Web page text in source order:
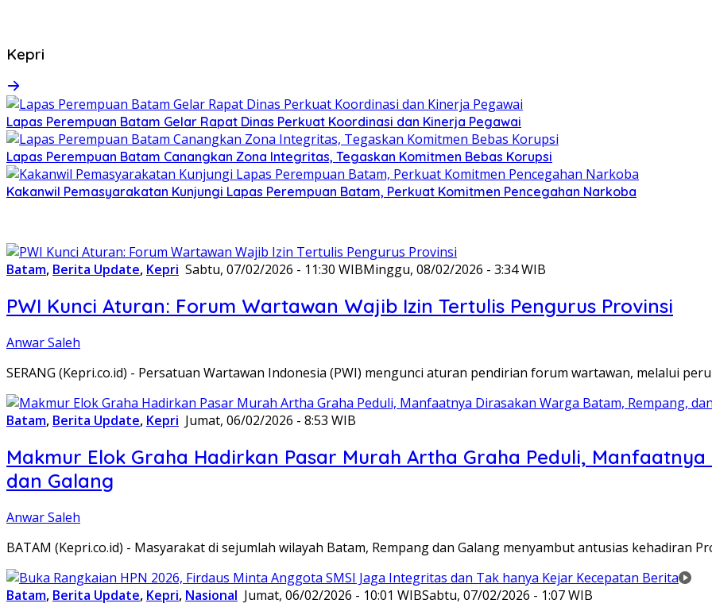
Kepri
Lapas Perempuan Batam Gelar Rapat Dinas Perkuat Koordinasi dan Kinerja Pegawai
Lapas Perempuan Batam Canangkan Zona Integritas, Tegaskan Komitmen Bebas Korupsi
Kakanwil Pemasyarakatan Kunjungi Lapas Perempuan Batam, Perkuat Komitmen Pencegahan Narkoba
Batam, Berita Update, Kepri Sabtu, 07/02/2026 - 11:30 WIBMinggu, 08/02/2026 - 3:34 WIB
PWI Kunci Aturan: Forum Wartawan Wajib Izin Tertulis Pengurus Provinsi
Anwar Saleh
SERANG (Kepri.co.id) - Persatuan Wartawan Indonesia (PWI) mengunci aturan pendirian forum wartawan, melalui
Batam, Berita Update, Kepri Jumat, 06/02/2026 - 8:53 WIB
Makmur Elok Graha Hadirkan Pasar Murah Artha Graha Peduli,
dan Galang
Anwar Saleh
BATAM (Kepri.co.id) - Masyarakat di sejumlah wilayah Batam, Rempang dan Galang menyambut antusias kehadiran
Batam, Berita Update, Kepri, Nasional Jumat, 06/02/2026 - 10:01 WIBSabtu, 07/02/2026 - 1:07 WIB